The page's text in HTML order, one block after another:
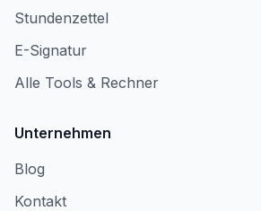
Stundenzettel
E-Signatur
Alle Tools & Rechner
Unternehmen
Blog
Kontakt